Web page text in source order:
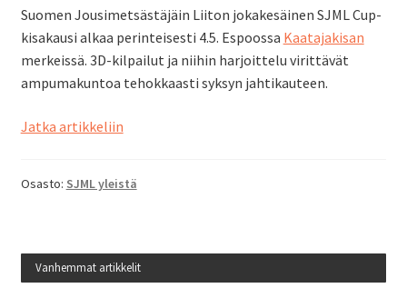
Suomen Jousimetsästäjäin Liiton jokakesäinen SJML Cup-
kisakausi alkaa perinteisesti 4.5. Espoossa Kaatajakisan
merkeissä. 3D-kilpailut ja niihin harjoittelu virittävät
ampumakuntoa tehokkaasti syksyn jahtikauteen.
Jatka artikkeliinSJML
alkaa
Osasto: SJML yleistä
Vanhemmat artikkelit